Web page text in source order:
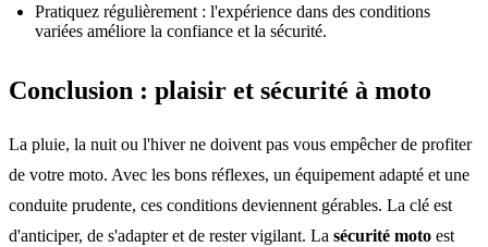
Pratiquez régulièrement : l'expérience dans des conditions
variées améliore la confiance et la sécurité.
Conclusion : plaisir et sécurité à moto
La pluie, la nuit ou l'hiver ne doivent pas vous empêcher de profiter
de votre moto. Avec les bons réflexes, un équipement adapté et une
conduite prudente, ces conditions deviennent gérables. La clé est
d'anticiper, de s'adapter et de rester vigilant. La sécurité moto est